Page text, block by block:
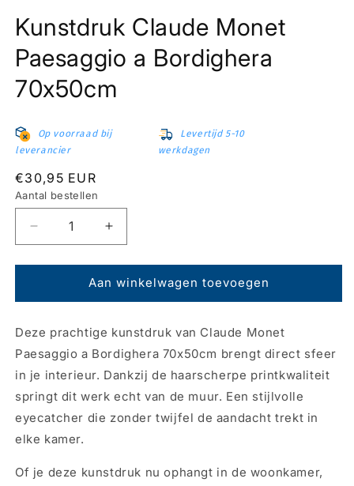
openen
in
modaal
Kunstdruk Claude Monet
Paesaggio a Bordighera
70x50cm
Op voorraad bij
leverancier
Levertijd 5-10
werkdagen
Normale
prijs
€30,95 EUR
Aantal bestellen
Aantal
verlagen
voor
Kunstdruk
Claude
Paesaggio
a
Bordighera
70x50cm
Aantal
verhogen
voor
Kunstdruk
Claude
Paesaggio
a
Bordighera
70x50cm
Aan winkelwagen toevoegen
Deze prachtige kunstdruk van Claude Monet
Paesaggio a Bordighera 70x50cm brengt direct sfeer
in je interieur. Dankzij de haarscherpe printkwaliteit
springt dit werk echt van de muur. Een stijlvolle
eyecatcher die zonder twijfel de aandacht trekt in
elke kamer.
Of je deze kunstdruk nu ophangt in de woonkamer,